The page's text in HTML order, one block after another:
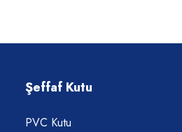
Şeffaf Kutu
PVC Kutu